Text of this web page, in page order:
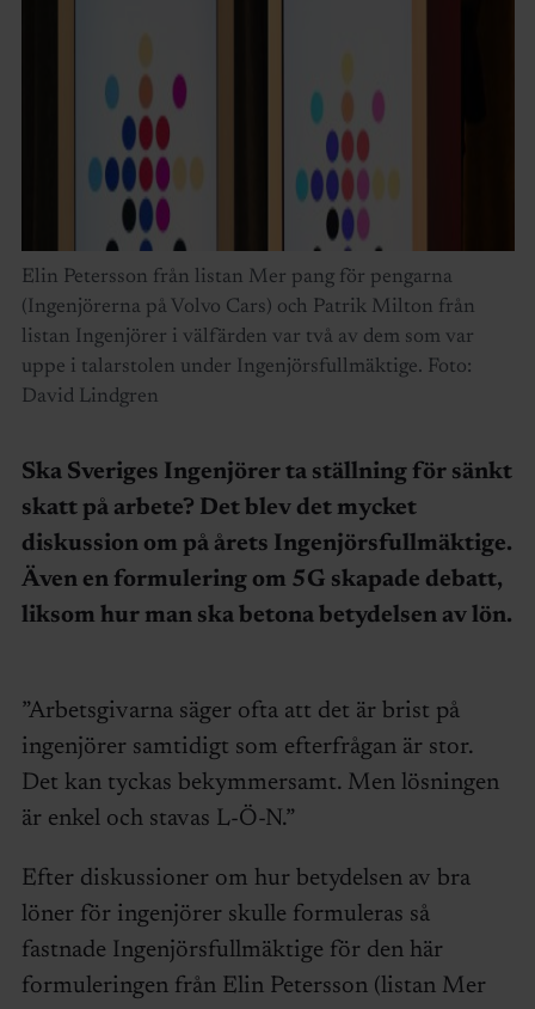
Elin Petersson från listan Mer pang för pengarna
(Ingenjörerna på Volvo Cars) och Patrik Milton från
listan Ingenjörer i välfärden var två av dem som var
uppe i talarstolen under Ingenjörsfullmäktige. Foto:
David Lindgren
Ska Sveriges Ingenjörer ta ställning för sänkt
skatt på arbete? Det blev det mycket
diskussion om på årets Ingenjörsfullmäktige.
Även en formulering om 5G skapade debatt,
liksom hur man ska betona betydelsen av lön.
”Arbetsgivarna säger ofta att det är brist på
ingenjörer samtidigt som efterfrågan är stor.
Det kan tyckas bekymmersamt. Men lösningen
är enkel och stavas L-Ö-N.”
Efter diskussioner om hur betydelsen av bra
löner för ingenjörer skulle formuleras så
fastnade Ingenjörsfullmäktige för den här
formuleringen från Elin Petersson (listan Mer